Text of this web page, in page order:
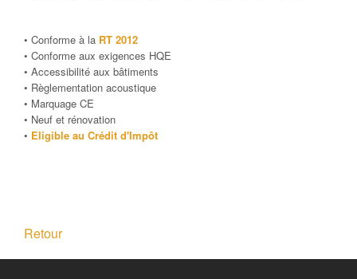
• Conforme à la RT 2012
• Conforme aux exigences HQE
• Accessibilité aux bâtiments
• Règlementation acoustique
• Marquage CE
• Neuf et rénovation
• Eligible au Crédit d'Impôt
Retour